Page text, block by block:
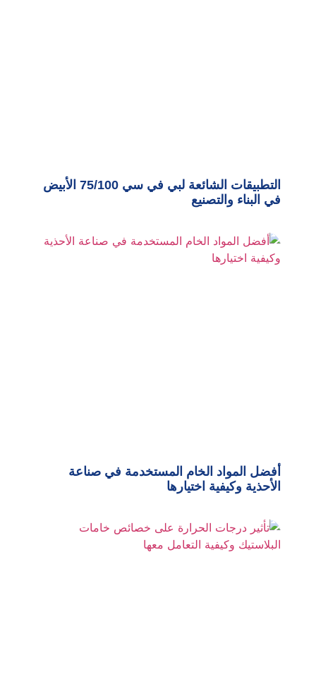
التطبيقات الشائعة لبي في سي 75/100 الأبيض
في البناء والتصنيع
أفضل المواد الخام المستخدمة في صناعة
الأحذية وكيفية اختيارها